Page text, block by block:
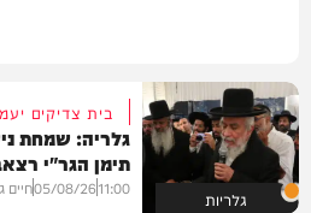
גלריות
בית צדיקים
גלריה: שמחת
תימן הגר"י
11:00
05/08/26חיים